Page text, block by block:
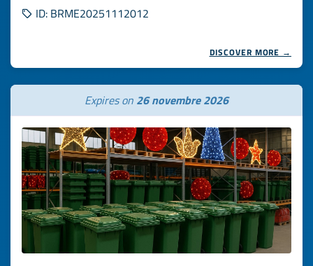
ID: BRME20251112012
DISCOVER MORE →
Expires on 26 novembre 2026